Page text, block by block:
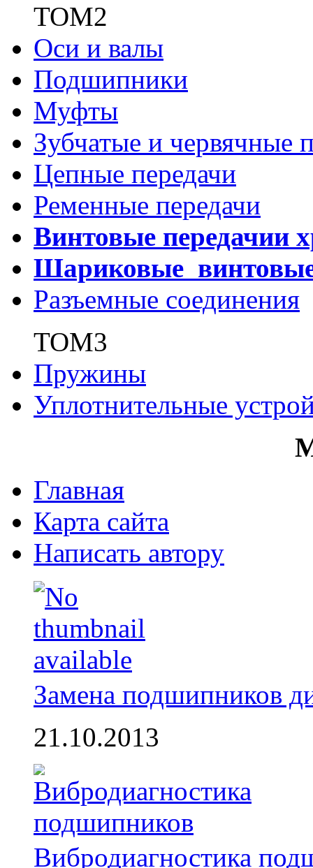
ТОМ2
Оси и валы
Подшипники
Муфты
Зубчатые и червячные
Цепные передачи
Ременные передачи
Винтовые передачии
Шариковые
Разъемные соединения
ТОМ3
Пружины
Уплотнительные
Главная
Карта сайта
Написать автору
Замена подшипников
21.10.2013
Вибродиагностика